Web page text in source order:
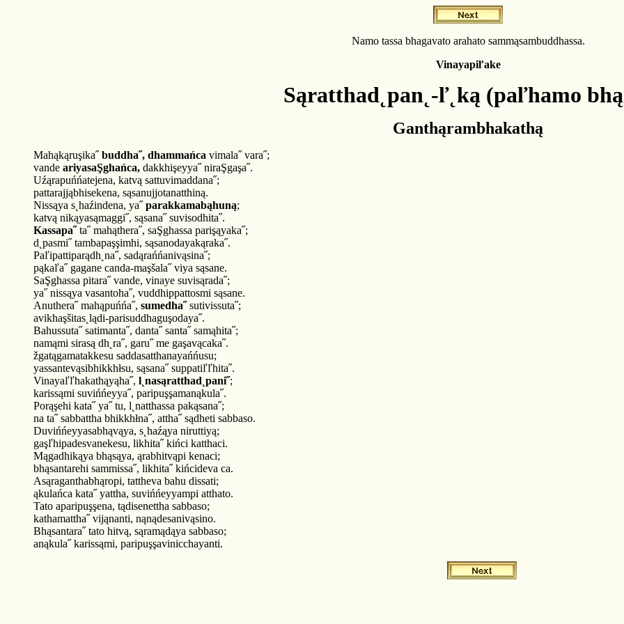
Namo tassa bhagavato arahato sammąsambuddhassa.
Vinayapiľake
Sąratthad˛pan˛-ľ˛ką (paľhamo
Ganthąrambhakathą
Mahąkąruşika˝buddha˝, dhammańca vimala˝ vara˝;
vande ariyasaŞghańca, dakkhişeyya˝ niraŞgaşa˝.
Uźąrapuńńatejena, katvą sattuvimaddana˝;
pattarajjąbhisekena, sąsanujjotanatthiną.
Nissąya s˛haźindena, ya˝parakkamabąhuną;
katvą nikąyasąmaggi˝, sąsana˝ suvisodhita˝.
Kassapa˝ta˝ mahąthera˝, saŞghassa parişąyaka˝;
d˛pasmi˝ tambapaşşimhi, sąsanodayakąraka˝.
Paľipattiparądh˛na˝, sadąrańńanivąsina˝;
pąkaľa˝ gagane canda-maşšala˝ viya sąsane.
SaŞghassa pitara˝ vande, vinaye suvisąrada˝;
ya˝ nissąya vasantoha˝, vuddhippattosmi sąsane.
Anuthera˝ mahąpuńńa˝, sumedha˝sutivissuta˝;
avikhaşšitas˛lądi-parisuddhaguşodaya˝.
Bahussuta˝ satimanta˝, danta˝ santa˝ samąhita˝;
namąmi sirasą dh˛ra˝, garu˝ me gaşavącaka˝.
žgatągamatakkesu saddasatthanayańńusu;
yassantevąsibhikkhłsu, sąsana˝ suppatiľľhita˝.
Vinayaľľhakathąyąha˝, l˛nasąratthad˛pani˝;
karissąmi suvińńeyya˝, paripuşşamanąkula˝.
Porąşehi kata˝ ya˝ tu, l˛natthassa pakąsana˝;
na ta˝ sabbattha bhikkhłna˝, attha˝ sądheti sabbaso.
Duvińńeyyasabhąvąya, s˛haźąya niruttiyą;
gaşľhipadesvanekesu, likhita˝ kińci katthaci.
Mągadhikąya bhąsąya, ąrabhitvąpi kenaci;
bhąsantarehi sammissa˝, likhita˝ kińcideva ca.
Asąraganthabhąropi, tattheva bahu dissati;
ąkulańca kata˝ yattha, suvińńeyyampi atthato.
Tato aparipuşşena, tądisenettha sabbaso;
kathamattha˝ vijąnanti, nąnądesanivąsino.
Bhąsantara˝ tato hitvą, sąramądąya sabbaso;
anąkula˝ karissąmi, paripuşşavinicchayanti.